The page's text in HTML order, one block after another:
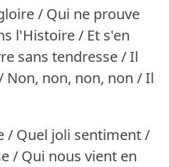
/ Qui ne prouve
l'Histoire / Et s'en
sans tendresse / Il
Non, non, non, non / Il
/ Quel joli sentiment /
/ Qui nous vient en